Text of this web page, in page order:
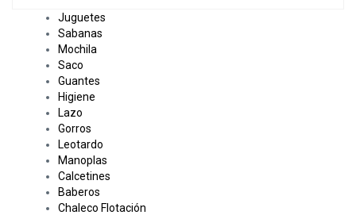
Juguetes
Sabanas
Mochila
Saco
Guantes
Higiene
Lazo
Gorros
Leotardo
Manoplas
Calcetines
Baberos
Chaleco Flotación